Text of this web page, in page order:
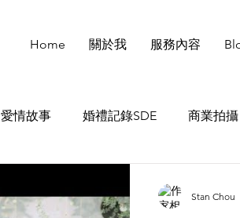
Home 關於我 服務內容
愛情故事 婚禮記錄SDE 商業拍攝
Stan Chou